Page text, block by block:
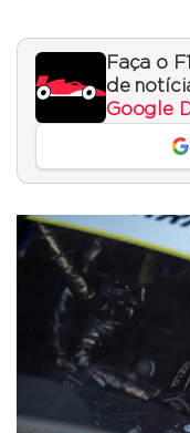
Faça o
de
Google